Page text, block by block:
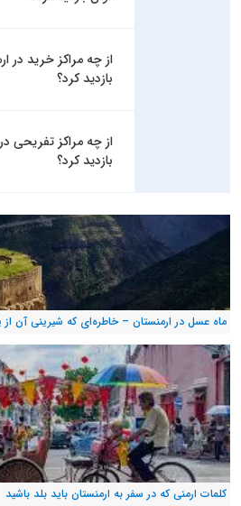
از چه مراکز خرید در
بازدید کرد؟
از چه مراکز تفریحی
بازدید کرد؟
ماه عسل در ارمنستان – خاطره‌ای که شیرینی آن
کلمات ارمنی که در سفر به ارمنستان باید بلد باشید